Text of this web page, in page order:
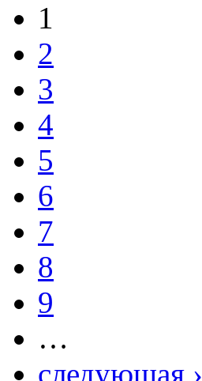
1
2
3
4
5
6
7
8
9
…
следующая ›